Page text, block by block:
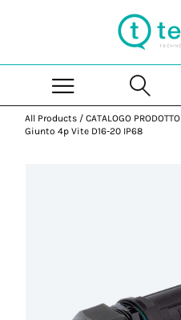
All Products / CATALOGO PRODOTTO
Giunto 4p Vite D16-20 IP68